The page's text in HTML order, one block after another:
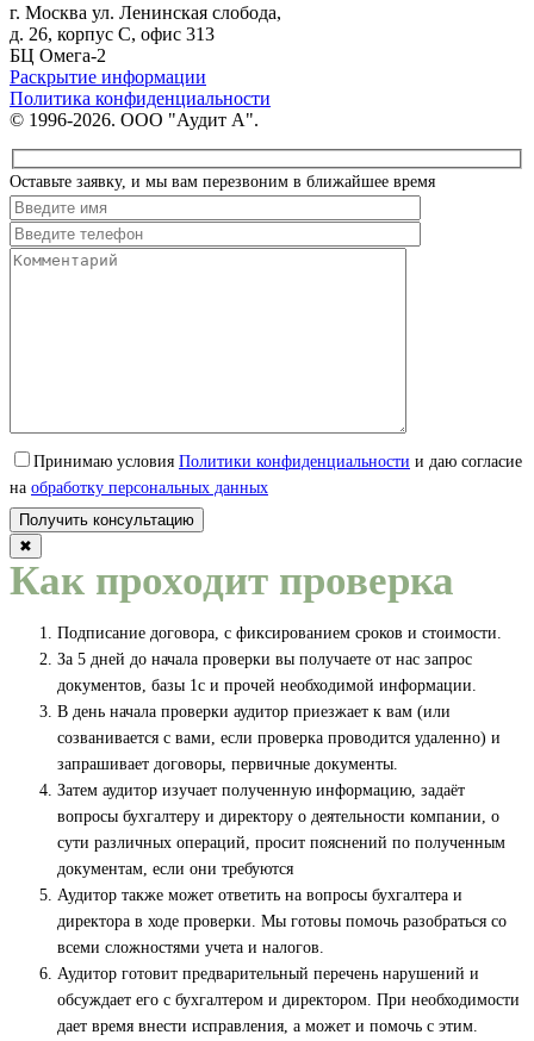
г. Москва ул. Ленинская слобода,
д. 26, корпус С, офис 313
БЦ Омега-2
Раскрытие информации
Политика конфиденциальности
© 1996-2026. ООО "Аудит А".
Оставьте заявку, и мы вам перезвоним в ближайшее время
Принимаю условия Политики конфиденциальности и даю согласие
на обработку персональных данных
✖
Как проходит проверка
Подписание договора, с фиксированием сроков и стоимости.
За 5 дней до начала проверки вы получаете от нас запрос
документов, базы 1с и прочей необходимой информации.
В день начала проверки аудитор приезжает к вам (или
созванивается с вами, если проверка проводится удаленно) и
запрашивает договоры, первичные документы.
Затем аудитор изучает полученную информацию, задаёт
вопросы бухгалтеру и директору о деятельности компании, о
сути различных операций, просит пояснений по полученным
документам, если они требуются
Аудитор также может ответить на вопросы бухгалтера и
директора в ходе проверки. Мы готовы помочь разобраться со
всеми сложностями учета и налогов.
Аудитор готовит предварительный перечень нарушений и
обсуждает его с бухгалтером и директором. При необходимости
дает время внести исправления, а может и помочь с этим.